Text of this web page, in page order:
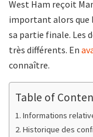
West Ham reçoit
important alors que
sa partie finale. Les
très différents. En
connaître.
Table of
Informations
Historique des